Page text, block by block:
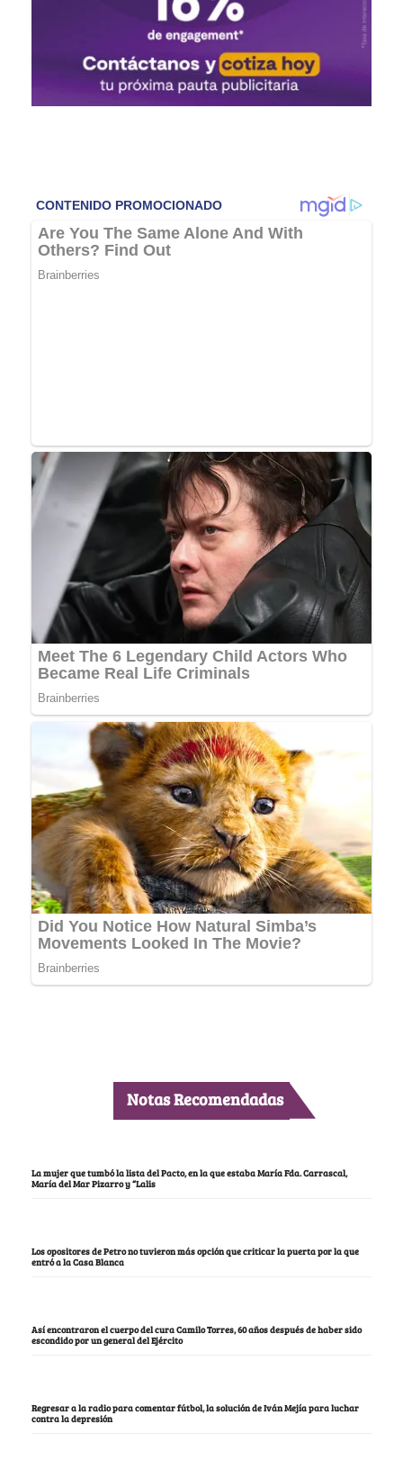
Notas Recomendadas
La mujer que tumbó la lista del Pacto, en la que estaba María Fda. Carrascal,
María del Mar Pizarro y “Lalis
Los opositores de Petro no tuvieron más opción que criticar la puerta por la que
entró a la Casa Blanca
Así encontraron el cuerpo del cura Camilo Torres, 60 años después de haber sido
escondido por un general del Ejército
Regresar a la radio para comentar fútbol, la solución de Iván Mejía para luchar
contra la depresión